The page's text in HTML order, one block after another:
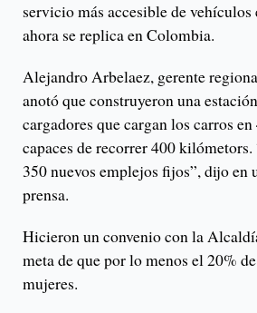
servicio más accesible de
ahora se replica en Colombia.
Alejandro Arbelaez, gerente
anotó que construyeron una
cargadores que cargan los carros
capaces de recorrer 400
350 nuevos emplejos fijos”, dijo en
prensa.
Hicieron un convenio con la
meta de que por lo menos el 20%
mujeres.